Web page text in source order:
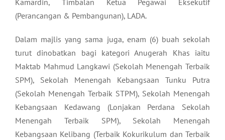
Kamardin, Timbalan Ketua Pegawai Eksekutif
(Perancangan & Pembangunan), LADA.
Dalam majlis yang sama juga, enam (6) buah sekolah
turut dinobatkan bagi kategori Anugerah Khas iaitu
Maktab Mahmud Langkawi (Sekolah Menengah Terbaik
SPM), Sekolah Menengah Kebangsaan Tunku Putra
(Sekolah Menengah Terbaik STPM), Sekolah Menengah
Kebangsaan Kedawang (Lonjakan Perdana Sekolah
Menengah Terbaik SPM), Sekolah Menengah
Kebangsaan Kelibang (Terbaik Kokurikulum dan Terbaik